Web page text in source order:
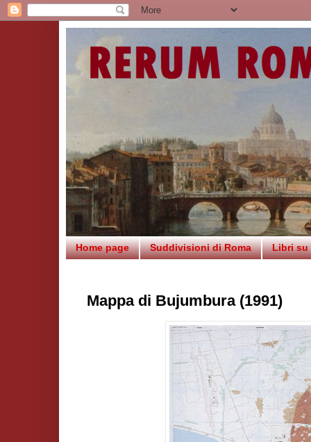
Home page Suddivisioni di Roma Libri su
Mappa di Bujumbura (1991)